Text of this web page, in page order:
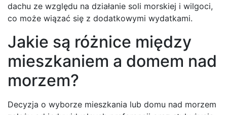
dachu ze względu na działanie soli morskiej i wilgoci,
co może wiązać się z dodatkowymi wydatkami.
Jakie są różnice między
mieszkaniem a domem nad
morzem?
Decyzja o wyborze mieszkania lub domu nad morzem